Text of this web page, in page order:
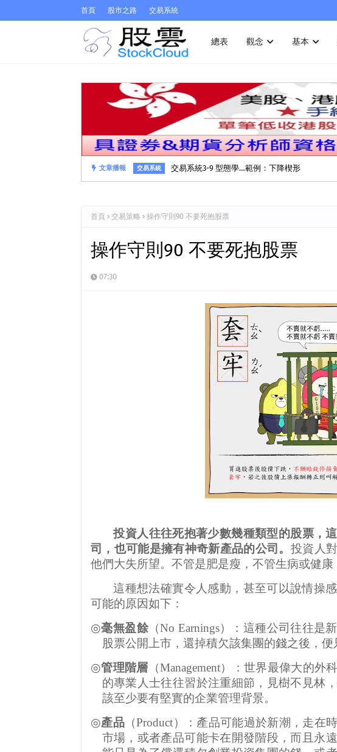
首頁 股市之路 交易系統
總表 觀念 基本
文章播報 交易系統 交易系統3-9 型態學…範例：下降楔形
首頁 交易策略 操作守則90 不要死抱股票
操作守則90 不要死抱股票
07:30
投資人往往死抱著少數幾種類型的股票，
司，也可能是擁有神奇新產品的公司。 投資人
他們大失所望。不管是肥是瘦，不管生病或健康
這種想法確實令人感動，甚至可以說情操
可能的原因如下：
◎毫無盈餘（No Earnings）：這種公司往往是
股票公開上市，還掉積欠該集團的錢之後，便
◎管理階層 （Management）：世界最偉大的外
的專業人士往往習於注重細節，見樹不見林
該至少要有堅實的企業管理背景。
◎產品 （Product）：產品可能過於新潮，走在
市場，或者產品可能卡在開發階段，而且永